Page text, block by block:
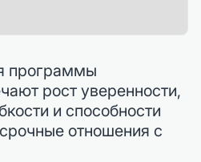
программы
рост уверенности,
и способности
отношения с